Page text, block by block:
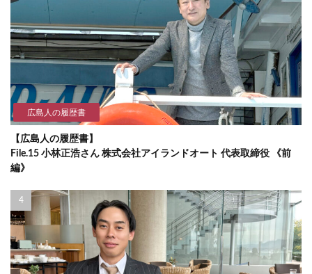
広島人の履歴書
【広島人の履歴書】
File.15 小林正浩さん 株式会社アイランドオート 代表取締役 《前
編》